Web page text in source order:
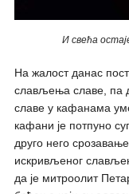
И свећа
На жалост данас
слављења славе, па
славе у кафанама
кафани је потпуно
друго него
искривљеног
да је митроолит